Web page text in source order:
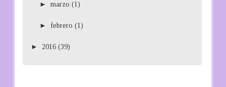
► marzo (1)
► febrero (1)
► 2016 (39)